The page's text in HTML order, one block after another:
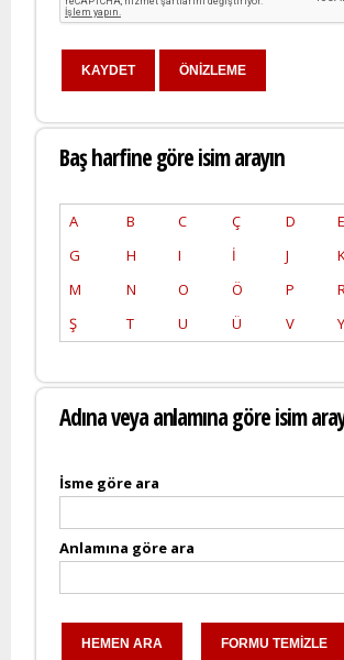
Baş harfine göre isim arayın
A B C Ç D E
G
H I İ J
M
N O Ö P R
Ş
T U Ü V Y
Adına veya anlamına göre isim
İsme göre ara
Anlamına göre ara